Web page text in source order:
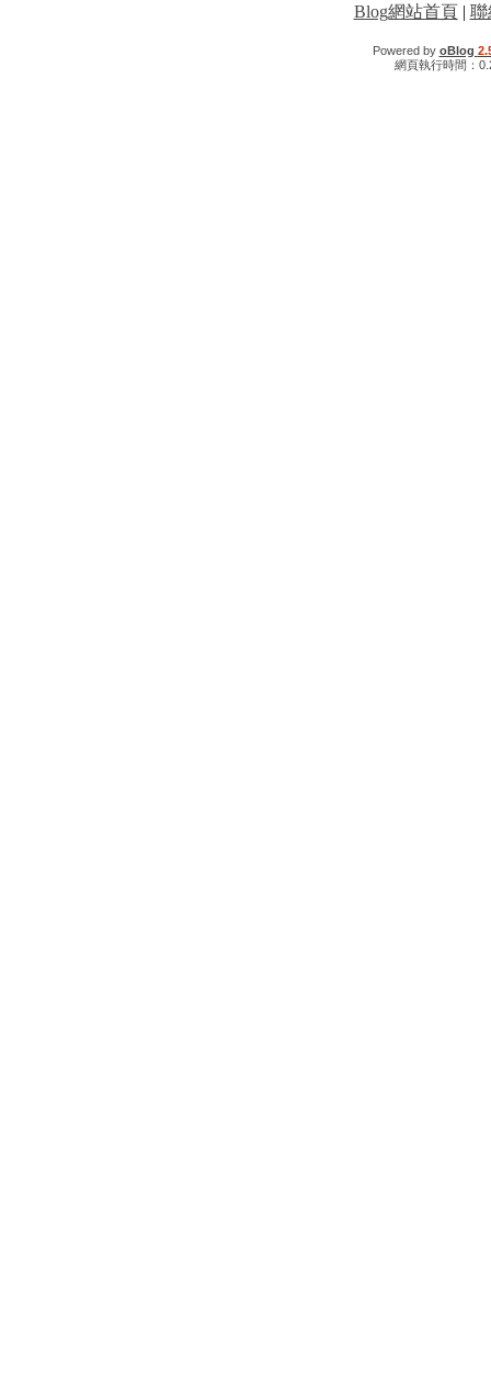
Blog網站首頁| 聯
Powered by oBlog
網頁執行時間：